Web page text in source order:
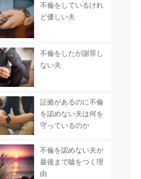
不倫をしているけれ
ど優しい夫
不倫をしたが謝罪し
ない夫
証拠があるのに不倫
を認めない夫は何を
守っているのか
不倫を認めない夫が
最後まで嘘をつく理
由